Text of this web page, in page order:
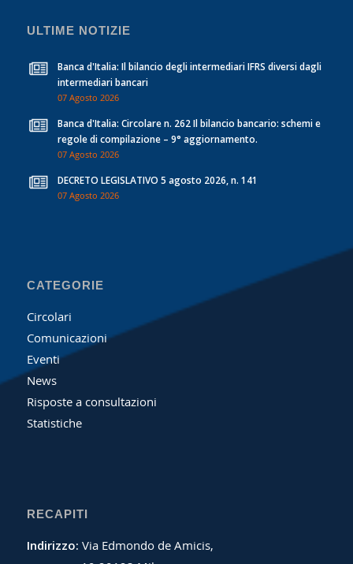
ULTIME NOTIZIE
Banca d'Italia: Il bilancio degli intermediari IFRS diversi dagli
intermediari bancari
07 Agosto 2026
Banca d'Italia: Circolare n. 262 Il bilancio bancario: schemi e
regole di compilazione – 9° aggiornamento.
07 Agosto 2026
DECRETO LEGISLATIVO 5 agosto 2026, n. 141
07 Agosto 2026
CATEGORIE
Circolari
Comunicazioni
Eventi
News
Risposte a consultazioni
Statistiche
RECAPITI
Indirizzo: Via Edmondo de Amicis,